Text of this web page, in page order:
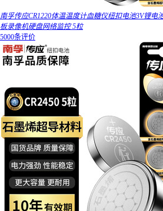
南孚传应CR1220体温温度计血糖仪纽扣电池3V锂
板录像机硬盘网络监控 5粒
5000条评价